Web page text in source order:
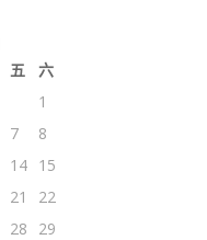
五
六
1
7
8
14 15
21
22
28
29